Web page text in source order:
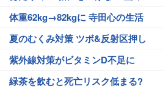
体重62kg→82kgに 寺田心の生活
夏のむくみ対策 ツボ&反射区押し
紫外線対策がビタミンD不足に
緑茶を飲むと死亡リスク低まる?